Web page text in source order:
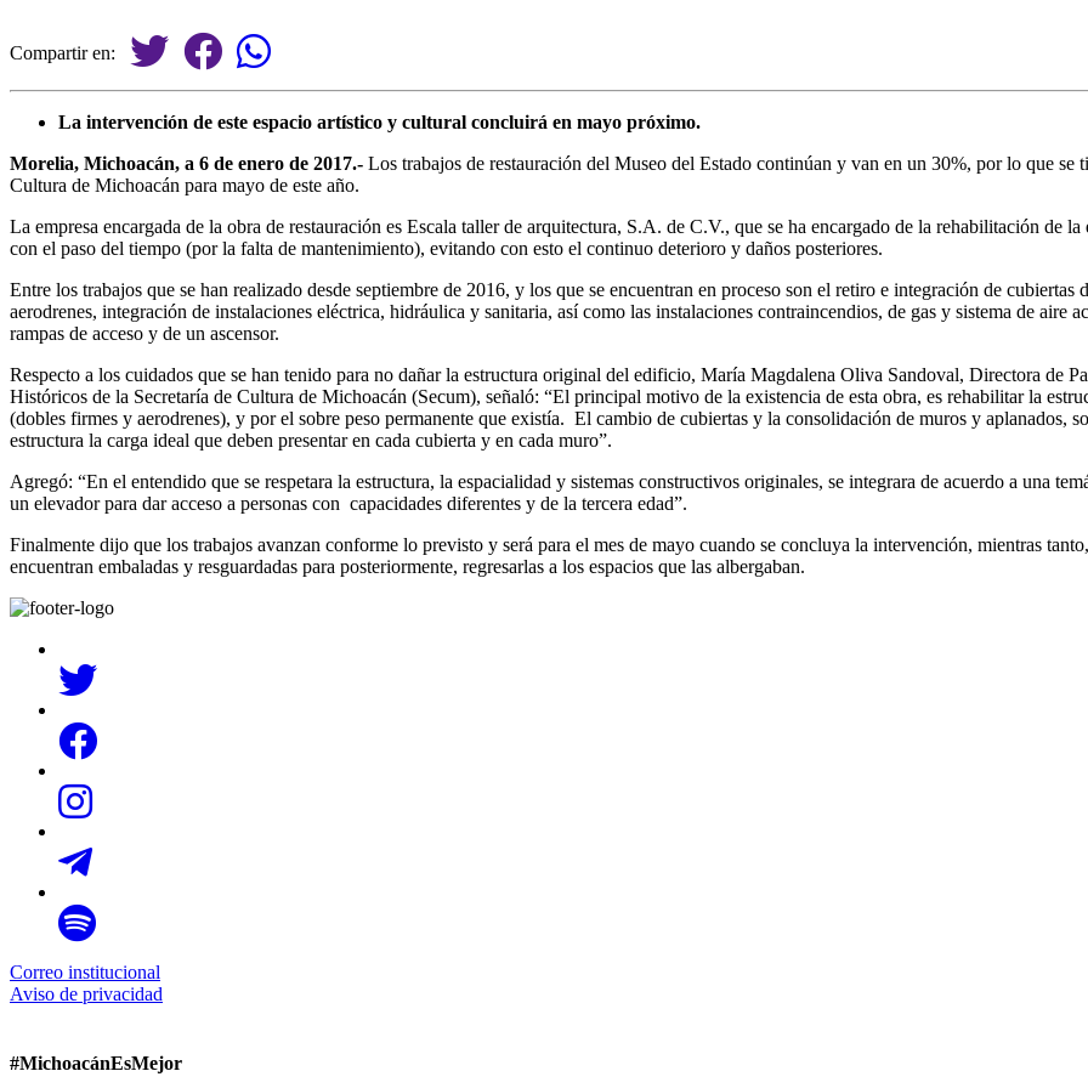
Compartir en:
La intervención de este espacio artístico y cultural concluirá en mayo próximo.
Morelia, Michoacán, a 6 de enero de 2017.- Los trabajos de restauración del Museo del Estado continúan y van en un 30%, por lo que se
Cultura de Michoacán para mayo de este año.
La empresa encargada de la obra de restauración es Escala taller de arquitectura, S.A. de C.V., que se ha encargado de la rehabilitación de
con el paso del tiempo (por la falta de mantenimiento), evitando con esto el continuo deterioro y daños posteriores.
Entre los trabajos que se han realizado desde septiembre de 2016, y los que se encuentran en proceso son el retiro e integración de
aerodrenes, integración de instalaciones eléctrica, hidráulica y sanitaria, así como las instalaciones contraincendios, de gas y sistema de aire
rampas de acceso y de un ascensor.
Respecto a los cuidados que se han tenido para no dañar la estructura original del edificio, María Magdalena Oliva Sandoval, Directora de
Históricos de la Secretaría de Cultura de Michoacán (Secum), señaló: “El principal motivo de la existencia de esta obra, es rehabilitar la
(dobles firmes y aerodrenes), y por el sobre peso permanente que existía. El cambio de cubiertas y la consolidación de muros y aplanados,
estructura la carga ideal que deben presentar en cada cubierta y en cada muro”.
Agregó: “En el entendido que se respetara la estructura, la espacialidad y sistemas constructivos originales, se integrara de acuerdo a una
un elevador para dar acceso a personas con capacidades diferentes y de la tercera edad”.
Finalmente dijo que los trabajos avanzan conforme lo previsto y será para el mes de mayo cuando se concluya la intervención, mientras
encuentran embaladas y resguardadas para posteriormente, regresarlas a los espacios que las albergaban.
Correo institucional
Aviso de privacidad
#MichoacánEsMejor